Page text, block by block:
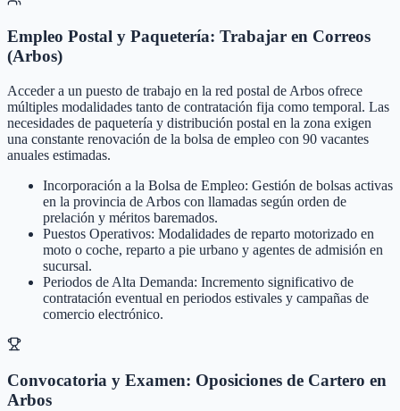
Empleo Postal y Paquetería: Trabajar en Correos
(Arbos)
Acceder a un puesto de trabajo en la red postal de Arbos ofrece
múltiples modalidades tanto de contratación fija como temporal. Las
necesidades de paquetería y distribución postal en la zona exigen
una constante renovación de la bolsa de empleo con 90 vacantes
anuales estimadas.
Incorporación a la Bolsa de Empleo: Gestión de bolsas activas
en la provincia de Arbos con llamadas según orden de
prelación y méritos baremados.
Puestos Operativos: Modalidades de reparto motorizado en
moto o coche, reparto a pie urbano y agentes de admisión en
sucursal.
Periodos de Alta Demanda: Incremento significativo de
contratación eventual en periodos estivales y campañas de
comercio electrónico.
Convocatoria y Examen: Oposiciones de Cartero en
Arbos